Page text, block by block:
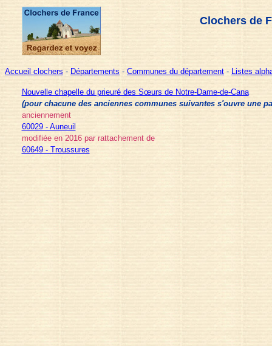
Clochers de
Accueil clochers - Départements - Communes du département - Listes
Nouvelle chapelle du prieuré des Sœurs de Notre-Dame-de-Cana
(pour chacune des anciennes communes suivantes s'ouvre une
anciennement
60029 - Auneuil
modifiée en 2016 par rattachement de
60649 - Troussures